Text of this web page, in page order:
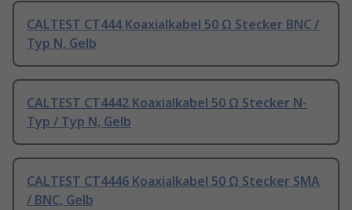
CALTEST CT444 Koaxialkabel 50 Ω Stecker BNC /
Typ N, Gelb
CALTEST CT4442 Koaxialkabel 50 Ω Stecker N-
Typ / Typ N, Gelb
CALTEST CT4446 Koaxialkabel 50 Ω Stecker SMA
/ BNC, Gelb